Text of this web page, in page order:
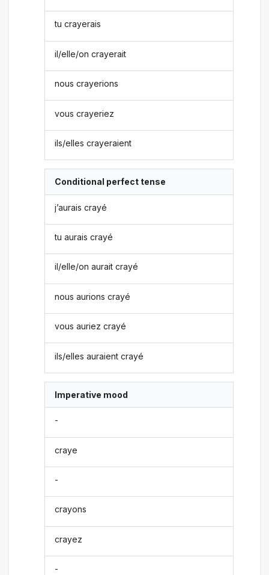
tu crayerais
il/elle/on crayerait
nous crayerions
vous crayeriez
ils/elles crayeraient
Conditional perfect tense
j’aurais crayé
tu aurais crayé
il/elle/on aurait crayé
nous aurions crayé
vous auriez crayé
ils/elles auraient crayé
Imperative mood
-
craye
-
crayons
crayez
-